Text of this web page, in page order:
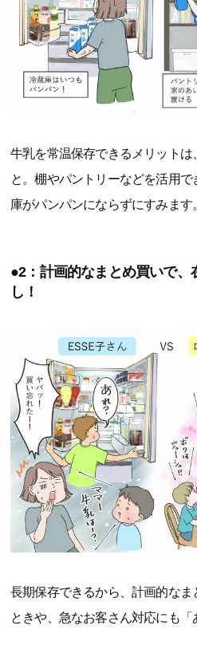
牛乳を常温保存できるメリットは
と。棚やパントリーなどを活用
庫がパンパンにならずにすみます。
●2：計画的なまとめ買いで、
し！
長期保存できるから、計画的なま
ときや、急なお客さん対応にも「